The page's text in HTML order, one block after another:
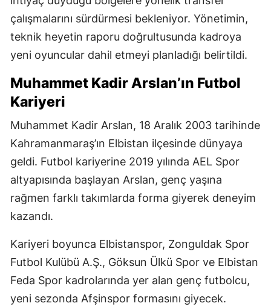
çalışmalarını sürdürmesi bekleniyor. Yönetimin,
teknik heyetin raporu doğrultusunda kadroya
yeni oyuncular dahil etmeyi planladığı belirtildi.
Muhammet Kadir Arslan’ın Futbol
Kariyeri
Muhammet Kadir Arslan, 18 Aralık 2003 tarihinde
Kahramanmaraş’ın Elbistan ilçesinde dünyaya
geldi. Futbol kariyerine 2019 yılında AEL Spor
altyapısında başlayan Arslan, genç yaşına
rağmen farklı takımlarda forma giyerek deneyim
kazandı.
Kariyeri boyunca Elbistanspor, Zonguldak Spor
Futbol Kulübü A.Ş., Göksun Ülkü Spor ve Elbistan
Feda Spor kadrolarında yer alan genç futbolcu,
yeni sezonda Afşinspor formasını giyecek.